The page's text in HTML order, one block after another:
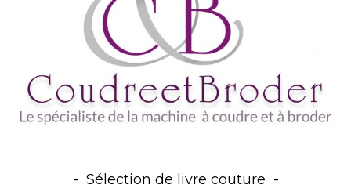
Sélection de livre couture